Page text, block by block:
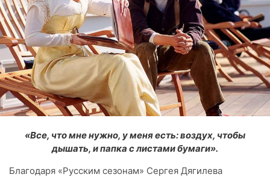
«Все, что мне нужно, у меня есть: воздух, чтобы
дышать, и папка с листами бумаги».
Благодаря «Русским сезонам» Сергея Дягилева